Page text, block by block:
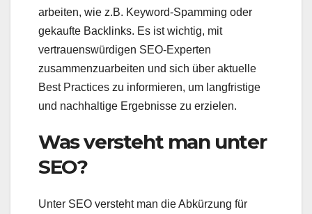
arbeiten, wie z.B. Keyword-Spamming oder
gekaufte Backlinks. Es ist wichtig, mit
vertrauenswürdigen SEO-Experten
zusammenzuarbeiten und sich über aktuelle
Best Practices zu informieren, um langfristige
und nachhaltige Ergebnisse zu erzielen.
Was versteht man unter
SEO?
Unter SEO versteht man die Abkürzung für